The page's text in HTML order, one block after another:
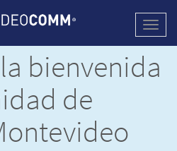
bienvenida
de